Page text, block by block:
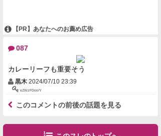
【PR】あなたへのお薦め広告
087
カレーリーフも重要そう
黒木 2024/07/10 23:39
eZWzFDoo/Y
このコメントの前後の話題を見る